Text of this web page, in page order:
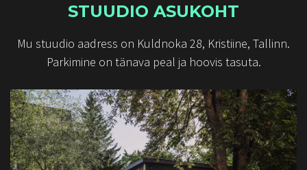
STUUDIO ASUKOHT
Mu stuudio aadress on Kuldnoka 28, Kristiine, Tallinn.
Parkimine on tänava peal ja hoovis tasuta.